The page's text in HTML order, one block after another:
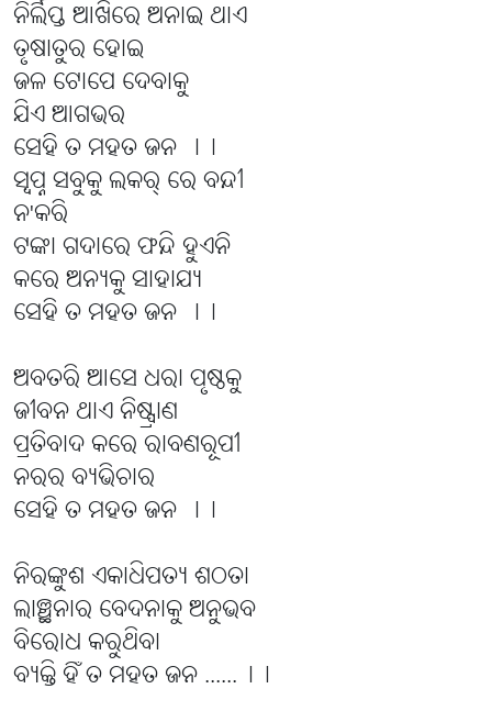
ନିର୍ଲିପ୍ତ ଆଖିରେ ଅନାଇ ଥାଏ
ତୃଷାତୁର ହୋଇ
ଜଳ ଟୋପେ ଦେବାକୁ
ଯିଏ ଆଗଭର
ସେହି ତ ମହତ ଜନ ।।
ସ୍ୱପ୍ନ ସବୁକୁ ଲକର୍ ରେ ବନ୍ଦୀ
ନ'କରି
ଟଙ୍କା ଗଦାରେ ଫନ୍ଦି ହୁଏନି
କରେ ଅନ୍ୟକୁ ସାହାଯ୍ୟ
ସେହି ତ ମହତ ଜନ ।।
ଅବତରି ଆସେ ଧରା ପୃଷ୍ଠକୁ
ଜୀବନ ଥାଏ ନିଷ୍ପ୍ରାଣ
ପ୍ରତିବାଦ କରେ ରାବଣରୂପୀ
ନରର ବ୍ୟଭିଚାର
ସେହି ତ ମହତ ଜନ ।।
ନିରଙ୍କୁଶ ଏକାଧିପତ୍ୟ ଶଠତା
ଲାଞ୍ଛନାର ବେଦନାକୁ ଅନୁଭବ
ବିରୋଧ କରୁଥିବା
ବ୍ୟକ୍ତି ହିଁ ତ ମହତ ଜନ ......।।